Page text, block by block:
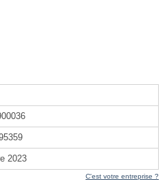
2023
C'est votre entreprise ?